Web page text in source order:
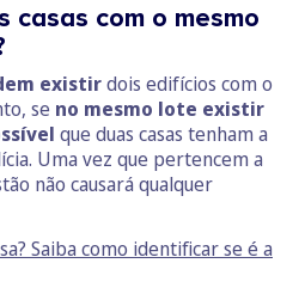
casas com o mesmo
existirdois edifícios com o
se no mesmo lote existir
que duas casas tenham a
Uma vez que pertencem a
não causará qualquer
Saiba como identificar se é a